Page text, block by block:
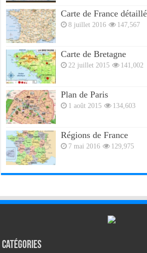
Carte de France
8 juillet 2016 147,567
Carte de Bretagne
22 juillet 2015 141,002
Plan de Paris
1 août 2015 134,603
Régions de France
7 mai 2016 129,975
Catégories